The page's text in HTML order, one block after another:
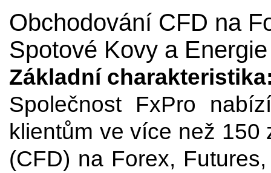
Obchodování CFD na
Spotové Kovy a Energie
Základní
Společnost FxPro
klientům ve více než 150
(CFD) na Forex,